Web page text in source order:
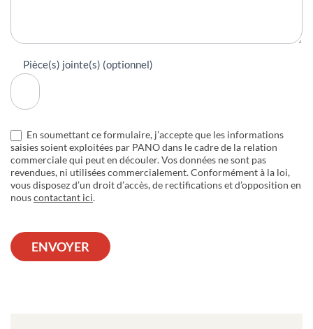
Pièce(s) jointe(s) (optionnel)
En soumettant ce formulaire, j’accepte que les informations
saisies soient exploitées par PANO dans le cadre de la relation
commerciale qui peut en découler. Vos données ne sont pas
revendues, ni utilisées commercialement. Conformément à la loi,
vous disposez d’un droit d’accès, de rectifications et d’opposition en
nouscontactant ici.
ENVOYER